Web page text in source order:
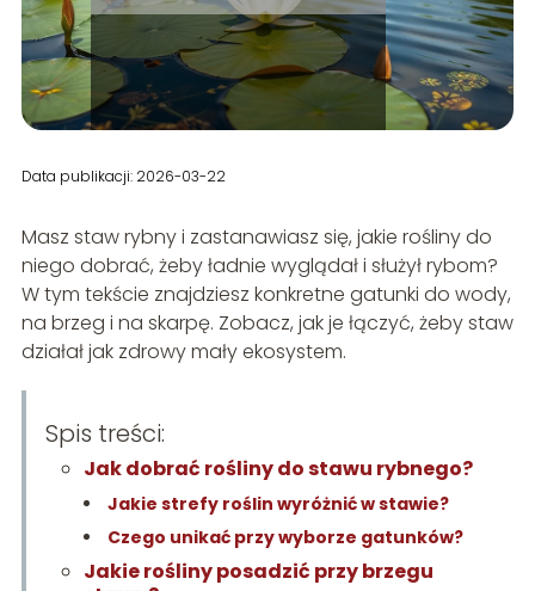
Data publikacji: 2026-03-22
Masz staw rybny i zastanawiasz się, jakie rośliny do
niego dobrać, żeby ładnie wyglądał i służył rybom?
W tym tekście znajdziesz konkretne gatunki do wody,
na brzeg i na skarpę. Zobacz, jak je łączyć, żeby staw
działał jak zdrowy mały ekosystem.
Spis treści:
Jak dobrać rośliny do stawu rybnego?
Jakie strefy roślin wyróżnić w stawie?
Czego unikać przy wyborze gatunków?
Jakie rośliny posadzić przy brzegu